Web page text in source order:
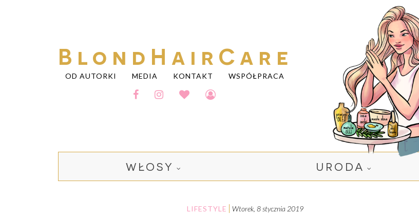
BlondHairCare
OD AUTORKI MEDIA KONTAKT WSPÓŁPRACA
WŁOSY URODA
LIFESTYLE wtorek, 8 stycznia 2019